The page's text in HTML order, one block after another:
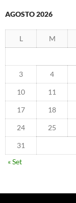
AGOSTO 2026
L M
3 4
10 11
17 18
24 25
31
« Set